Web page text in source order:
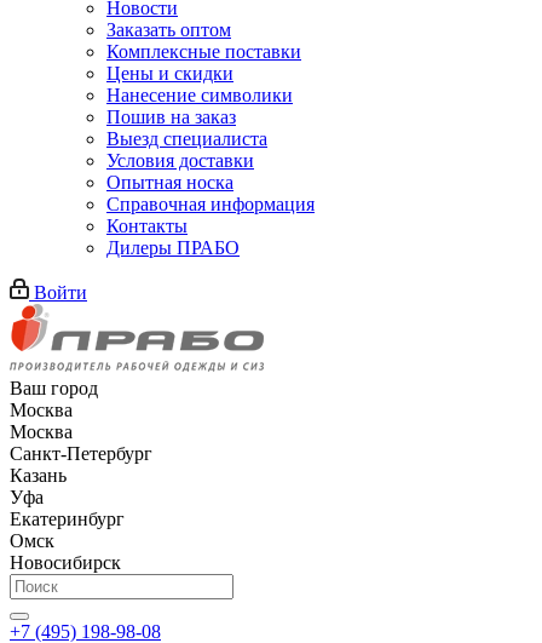
Новости
Заказать оптом
Комплексные поставки
Цены и скидки
Нанесение символики
Пошив на заказ
Выезд специалиста
Условия доставки
Опытная носка
Справочная информация
Контакты
Дилеры ПРАБО
Войти
Ваш город
Москва
Москва
Санкт-Петербург
Казань
Уфа
Екатеринбург
Омск
Новосибирск
+7 (495) 198-98-08